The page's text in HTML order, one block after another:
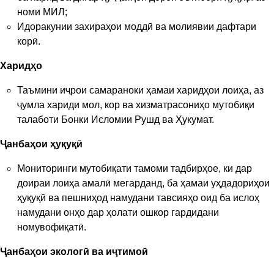
номи МИЛ;
Идоракунии захираҳои моддӣ ва молиявии дафтари
корӣ.
Харидҳо
Таъмини иҷрои самараноки ҳамаи харидҳои лоиҳа, аз
ҷумла хариди мол, кор ва хизматрасониҳо мутобиқи
талаботи Бонки Исломии Рушд ва Ҳукумат.
Ҷанбаҳои ҳуқуқӣ
Мониторинги мутобиқати тамоми тадбирҳое, ки дар
доираи лоиҳа амалӣ мегарданд, ба ҳамаи уҳдадориҳои
ҳуқуқӣ ва пешниҳод намудани тавсияҳо оид ба ислоҳ
намудани онҳо дар ҳолати ошкор гардидани
номувофиқатӣ.
Ҷанбаҳои экологӣ ва иҷтимоӣ